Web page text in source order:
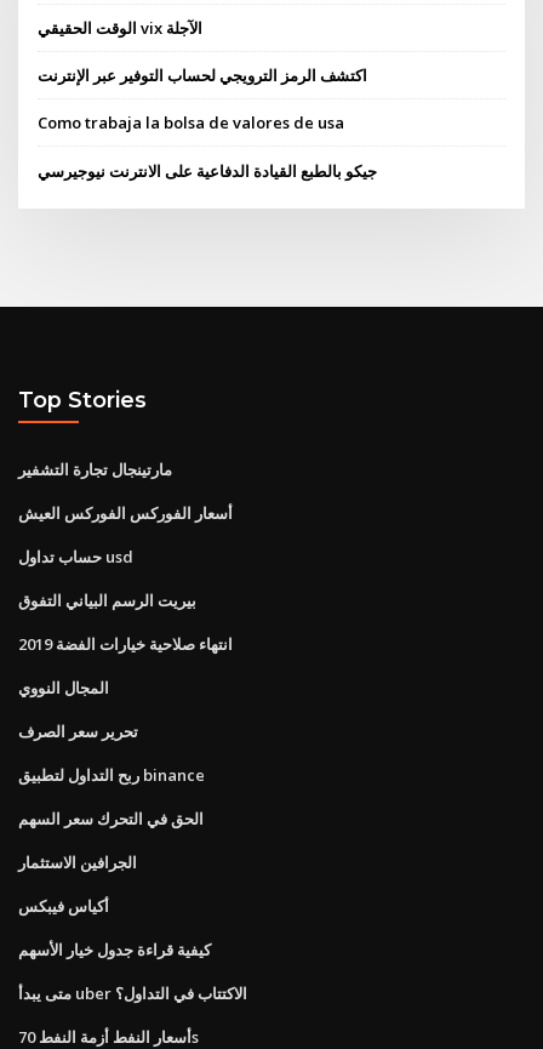
الوقت الحقيقي vix الآجلة
اكتشف الرمز الترويجي لحساب التوفير عبر الإنترنت
Como trabaja la bolsa de valores de usa
جيكو بالطبع القيادة الدفاعية على الانترنت نيوجيرسي
Top Stories
مارتينجال تجارة التشفير
أسعار الفوركس الفوركس العيش
حساب تداول usd
بيريت الرسم البياني التفوق
انتهاء صلاحية خيارات الفضة 2019
المجال النووي
تحرير سعر الصرف
ربح التداول لتطبيق binance
الحق في التحرك سعر السهم
الجرافين الاستثمار
أكياس فيبكس
كيفية قراءة جدول خيار الأسهم
متى يبدأ uber الاكتتاب في التداول؟
أسعار النفط أزمة النفط 70s